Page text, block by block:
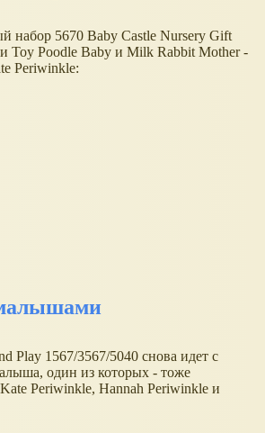
набор 5670 Baby Castle Nursery Gift
Toy Poodle Baby и Milk Rabbit Mother -
Periwinkle:
Play 1567/3567/5040 снова идет с
один из которых - тоже
Periwinkle, Hannah Periwinkle и